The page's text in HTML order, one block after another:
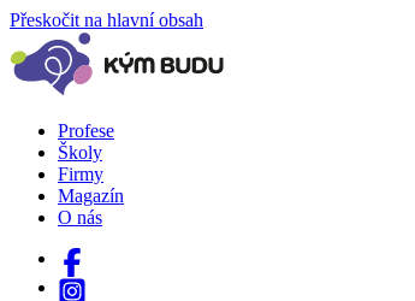
Přeskočit na hlavní obsah
Profese
Školy
Firmy
Magazín
O nás